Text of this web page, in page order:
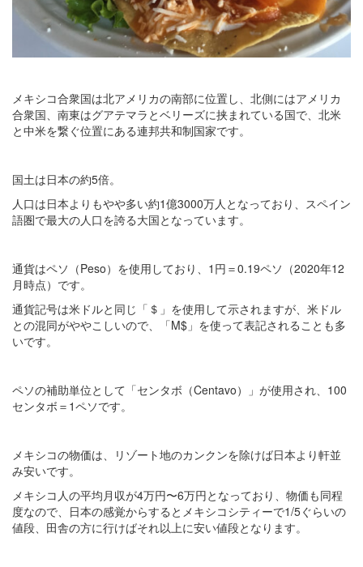
メキシコ合衆国は北アメリカの南部に位置し、北側にはアメリカ
合衆国、南東はグアテマラとベリーズに挟まれている国で、北米
と中米を繋ぐ位置にある連邦共和制国家です。
国土は日本の約5倍。
人口は日本よりもやや多い約1億3000万人となっており、スペイン
語圏で最大の人口を誇る大国となっています。
通貨はペソ（Peso）を使用しており、1円＝0.19ペソ（2020年12
月時点）です。
通貨記号は米ドルと同じ「＄」を使用して示されますが、米ドル
との混同がややこしいので、「M$」を使って表記されることも多
いです。
ペソの補助単位として「センタボ（Centavo）」が使用され、100
センタボ＝1ペソです。
メキシコの物価は、リゾート地のカンクンを除けば日本より軒並
み安いです。
メキシコ人の平均月収が4万円〜6万円となっており、物価も同程
度なので、日本の感覚からするとメキシコシティーで1/5ぐらいの
値段、田舎の方に行けばそれ以上に安い値段となります。